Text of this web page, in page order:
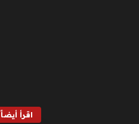
اقرأ أيضاً